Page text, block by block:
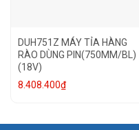
DUH751Z MÁY TỈA HÀNG
RÀO DÙNG PIN(750MM/BL)
(18V)
8.408.400₫